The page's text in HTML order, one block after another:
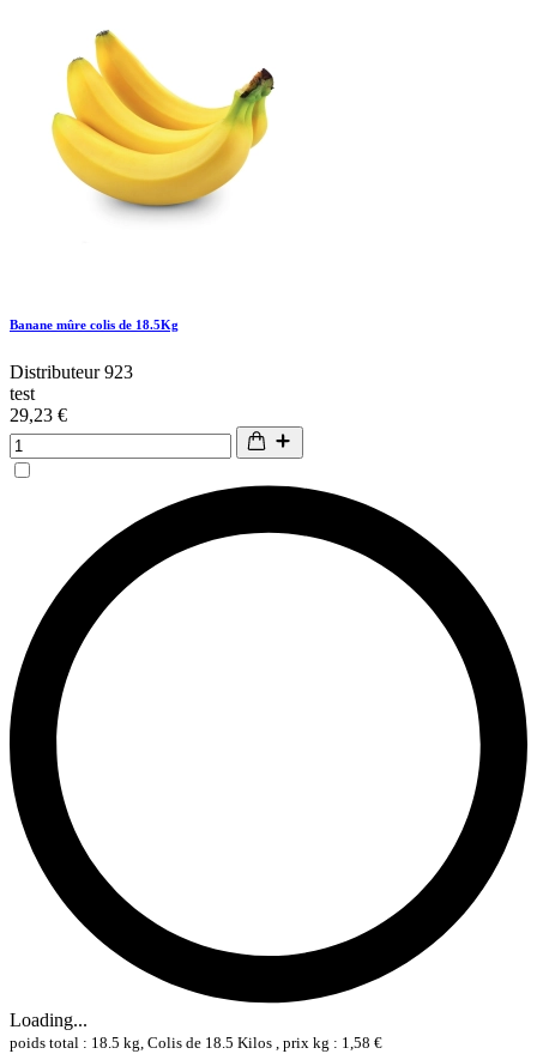
Banane mûre colis de 18.5Kg
Distributeur 923
test
29,23 €
Loading...
poids total : 18.5 kg, Colis de 18.5 Kilos , prix kg : 1,58 €